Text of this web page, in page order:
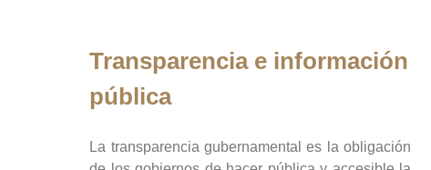
Transparencia e información
pública
La transparencia gubernamental es la obligación